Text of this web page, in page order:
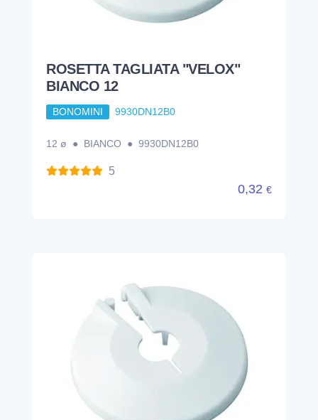
ROSETTA TAGLIATA "VELOX"
BIANCO 12
BONOMINI 9930DN12B0
12 ø ● BIANCO ● 9930DN12B0
5
0,32 €